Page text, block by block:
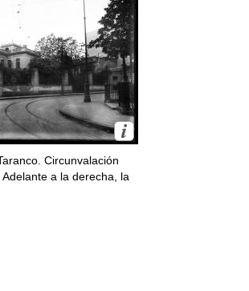
Circunvalación
a la derecha, la